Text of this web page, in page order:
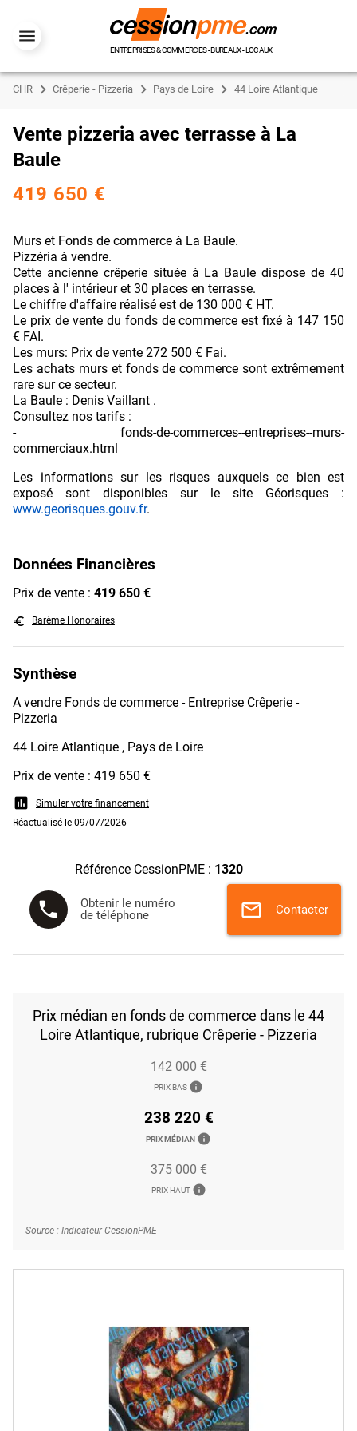
ENTREPRISES & COMMERCES - BUREAUX - LOCAUX
CHR Crêperie - Pizzeria Pays de Loire 44 Loire Atlantique
Vente pizzeria avec terrasse à La
Baule
419 650 €
Murs et Fonds de commerce à La Baule.
Pizzéria à vendre.
Cette ancienne crêperie située à La Baule dispose de 40
places à l' intérieur et 30 places en terrasse.
Le chiffre d'affaire réalisé est de 130 000 € HT.
Le prix de vente du fonds de commerce est fixé à 147 150
€ FAI.
Les murs: Prix de vente 272 500 € Fai.
Les achats murs et fonds de commerce sont extrêmement
rare sur ce secteur.
La Baule : Denis Vaillant .
Consultez nos tarifs :
- fonds-de-commerces--entreprises--murs-
commerciaux.html
Les informations sur les risques auxquels ce bien est
exposé sont disponibles sur le site Géorisques :
www.georisques.gouv.fr.
Données Financières
Prix de vente : 419 650 €
euro_symbol Barème Honoraires
Synthèse
A vendre Fonds de commerce - Entreprise Crêperie -
Pizzeria
44 Loire Atlantique , Pays de Loire
Prix de vente : 419 650 €
assessment
Simuler votre financement
Réactualisé le 09/07/2026
Référence CessionPME : 1320
phone
Obtenir le numéro
de téléphone
mail Contacter
Prix médian en fonds de commerce dans le 44
Loire Atlantique, rubrique Crêperie - Pizzeria
142 000 €
PRIX BAS info
238 220 €
PRIX MÉDIAN info
375 000 €
PRIX HAUT info
Source : Indicateur CessionPME